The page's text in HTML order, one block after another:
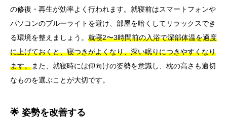
の修復・再生が効率よく行われます。就寝前はスマートフォンや
パソコンのブルーライトを避け、部屋を暗くしてリラックスでき
る環境を整えましょう。 就寝2〜3時間前の入浴で深部体温を適度
に上げておくと、寝つきがよくなり、深い眠りにつきやすくなり
ます。また、就寝時には仰向けの姿勢を意識し、枕の高さも適切
なものを選ぶことが大切です。
🌟 姿勢を改善する